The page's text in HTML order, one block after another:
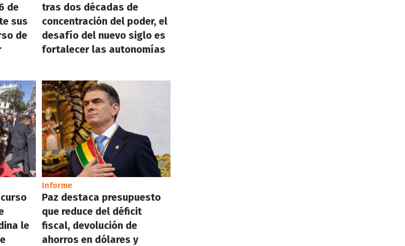
de
sus
de
tras dos décadas de
concentración del poder, el
desafío del nuevo siglo es
fortalecer las autonomías
le
Informe
Paz destaca presupuesto
que reduce del déficit
fiscal, devolución de
ahorros en dólares y